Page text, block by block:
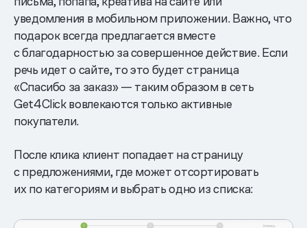
уведомления в мобильном приложении. Важно, что
подарок всегда предлагается вместе
с благодарностью за совершенное действие. Если
речь идет о сайте, то это будет страница
«Спасибо за заказ» — таким образом в сеть
Get4Click вовлекаются только активные
покупатели.
После клика клиент попадает на страницу
с предложениями, где может отсортировать
их по категориям и выбрать одно из списка: